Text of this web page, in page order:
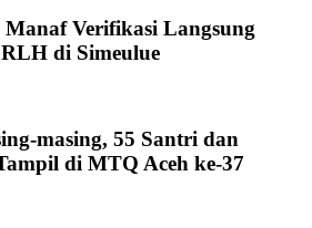
Verifikasi Langsung
di Simeulue
masing, 55 Santri dan
di MTQ Aceh ke-37